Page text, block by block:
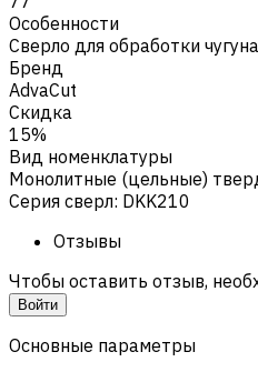
Особенности
Сверло для обработки чугуна
Бренд
AdvaCut
Скидка
15%
Вид номенклатуры
Монолитные (цельные)
Серия сверл: DKK210
Отзывы
Чтобы оставить отзыв,
Войти
Основные параметры